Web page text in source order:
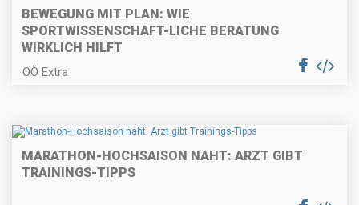
BEWEGUNG MIT PLAN: WIE
SPORTWISSENSCHAFT-LICHE BERATUNG
WIRKLICH HILFT
OÖ Extra
MARATHON-HOCHSAISON NAHT: ARZT GIBT
TRAININGS-TIPPS